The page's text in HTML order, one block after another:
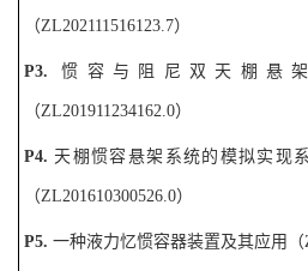
（ZL202111516123.7）
P3.惯容与阻尼双天棚悬
（ZL201911234162.0）
P4. 天棚惯容悬架系统的模拟实现
（ZL201610300526.0）
P5. 一种液力忆惯容器装置及其应用（